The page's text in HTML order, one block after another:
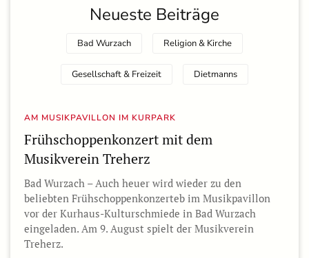
Neueste Beiträge
Bad Wurzach Religion & Kirche
Gesellschaft & Freizeit Dietmanns
AM MUSIKPAVILLON IM KURPARK
Frühschoppenkonzert mit dem
Musikverein Treherz
Bad Wurzach – Auch heuer wird wieder zu den
beliebten Frühschoppenkonzerteb im Musikpavillon
vor der Kurhaus-Kulturschmiede in Bad Wurzach
eingeladen. Am 9. August spielt der Musikverein
Treherz.